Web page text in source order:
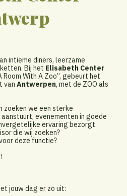
intieme diners, leerzame
Bij het Elisabeth Center
Room With A Zoo”, gebeurt het
van Antwerpen, met de ZOO als
zoeken we een sterke
evenementen in goede
ervaring bezorgt.
die wij zoeken?
deze functie?
jouw dag er zo uit: